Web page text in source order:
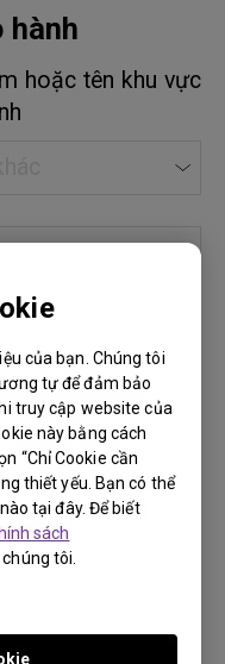
của bạn. Chúng tôi
tự để đảm bảo
truy cập website của
này bằng cách
“Chỉ Cookie cần
thiết yếu. Bạn có thể
tại đây. Để biết
sách
tôi.
hành
hoặc tên khu vực
bằng tên cửa